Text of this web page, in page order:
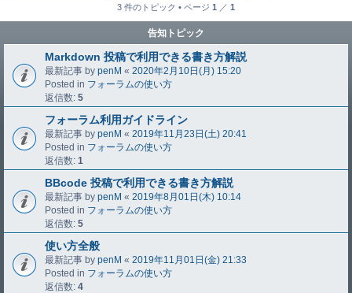
3 件のトピック • ページ 1 ／ 1
告知トピック
Markdown 投稿で利用できる書き方解説
最新記事 by penM « 2020年2月10日(月) 15:20
Posted in フォーラムの使い方
返信数: 5
フォーラム利用ガイドライン
最新記事 by penM « 2019年11月23日(土) 20:41
Posted in フォーラムの使い方
返信数: 1
BBcode 投稿で利用できる書き方解説
最新記事 by penM « 2019年8月01日(木) 10:14
Posted in フォーラムの使い方
返信数: 5
使い方全般
最新記事 by penM « 2019年11月01日(金) 21:33
Posted in フォーラムの使い方
返信数: 4